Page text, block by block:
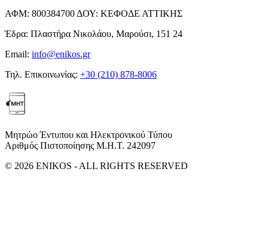
ΑΦΜ: 800384700 ΔΟΥ: ΚΕΦΟΔΕ ΑΤΤΙΚΗΣ
Έδρα: Πλαστήρα Νικολάου, Μαρούσι, 151 24
Email: info@enikos.gr
Τηλ. Επικοινωνίας: +30 (210) 878-8006
Μητρώο Έντυπου και Ηλεκτρονικού Τύπου
Αριθμός Πιστοποίησης Μ.Η.Τ. 242097
© 2026 ENIKOS - ALL RIGHTS RESERVED